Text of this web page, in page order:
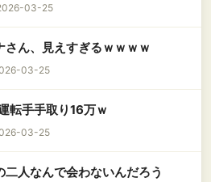
03-25
さん、見えすぎるｗｗｗｗ
03-25
転手手取り16万ｗ
03-25
人なんで会わないんだろう